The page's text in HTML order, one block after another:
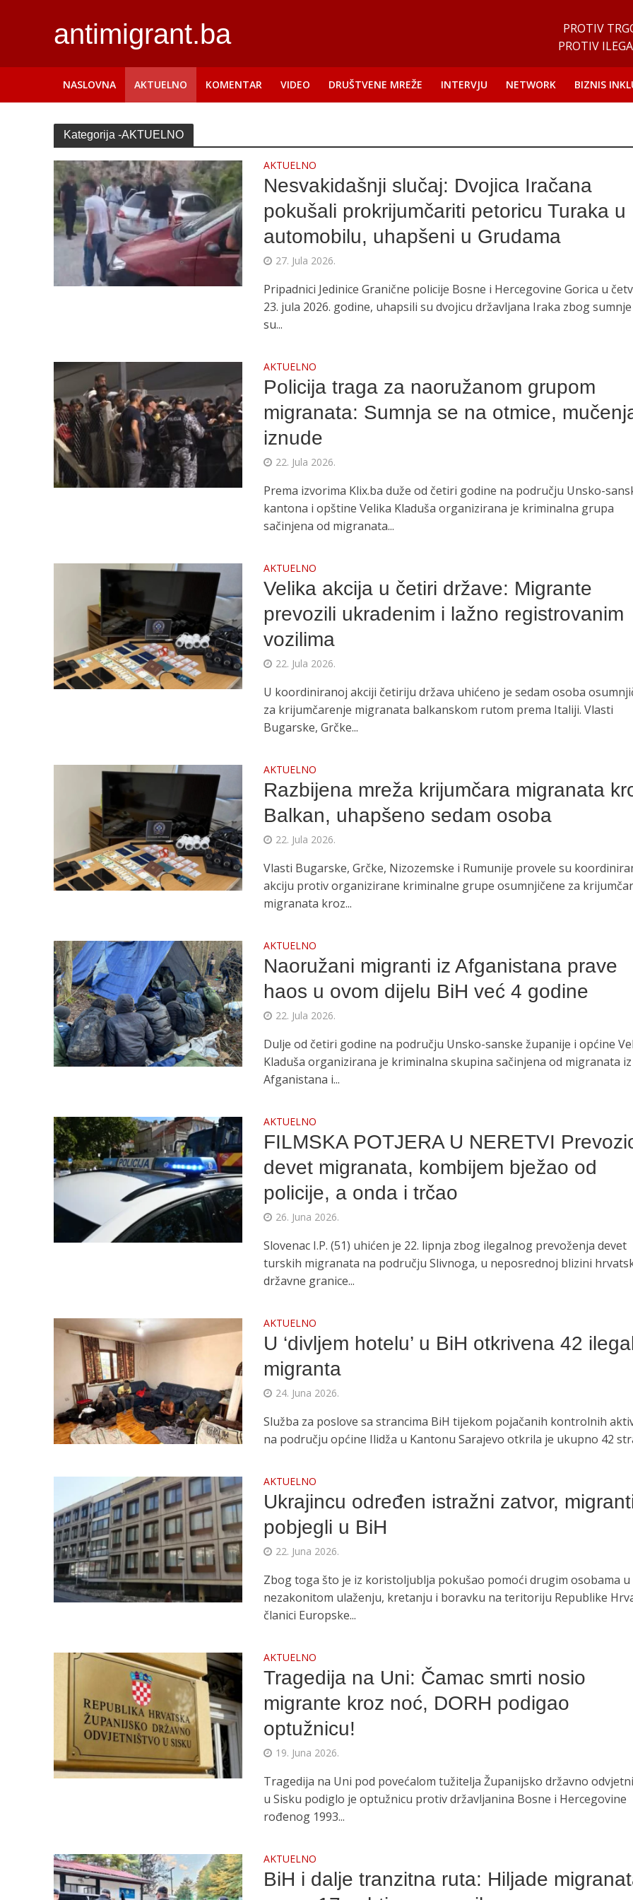
antimigrant.ba
PROTIV
PROTIV
NASLOVNA AKTUELNO KOMENTAR VIDEO DRUŠTVENE MREŽE INTERVJU NETWORK BIZNIS
Kategorija -AKTUELNO
AKTUELNO
Nesvakidašnji slučaj: Dvojica Iračana
pokušali prokrijumčariti petoricu Turaka u
automobilu, uhapšeni u Grudama
27. Jula 2026.
Pripadnici Jedinice Granične policije Bosne i Hercegovine Gorica u
23. jula 2026. godine, uhapsili su dvojicu državljana Iraka zbog sumnje
su...
AKTUELNO
Policija traga za naoružanom grupom
migranata: Sumnja se na otmice,
iznude
22. Jula 2026.
Prema izvorima Klix.ba duže od četiri godine na području Unsko-
kantona i opštine Velika Kladuša organizirana je kriminalna grupa
sačinjena od migranata...
AKTUELNO
Velika akcija u četiri države: Migrante
prevozili ukradenim i lažno registrovanim
vozilima
22. Jula 2026.
U koordiniranoj akciji četiriju država uhićeno je sedam osoba
za krijumčarenje migranata balkanskom rutom prema Italiji. Vlasti
Bugarske, Grčke...
AKTUELNO
Razbijena mreža krijumčara migranata
Balkan, uhapšeno sedam osoba
22. Jula 2026.
Vlasti Bugarske, Grčke, Nizozemske i Rumunije provele su
akciju protiv organizirane kriminalne grupe osumnjičene za
migranata kroz...
AKTUELNO
Naoružani migranti iz Afganistana prave
haos u ovom dijelu BiH već 4 godine
22. Jula 2026.
Dulje od četiri godine na području Unsko-sanske županije i općine
Kladuša organizirana je kriminalna skupina sačinjena od migranata iz
Afganistana i...
AKTUELNO
FILMSKA POTJERA U NERETVI
devet migranata, kombijem bježao od
policije, a onda i trčao
26. Juna 2026.
Slovenac I.P. (51) uhićen je 22. lipnja zbog ilegalnog prevoženja devet
turskih migranata na području Slivnoga, u neposrednoj blizini
državne granice...
AKTUELNO
U ‘divljem hotelu’ u BiH otkrivena 42
migranta
24. Juna 2026.
Služba za poslove sa strancima BiH tijekom pojačanih kontrolnih
na području općine Ilidža u Kantonu Sarajevo otkrila je ukupno 42
AKTUELNO
Ukrajincu određen istražni zatvor,
pobjegli u BiH
22. Juna 2026.
Zbog toga što je iz koristoljublja pokušao pomoći drugim osobama u
nezakonitom ulaženju, kretanju i boravku na teritoriju Republike
članici Europske...
AKTUELNO
Tragedija na Uni: Čamac smrti nosio
migrante kroz noć, DORH podigao
optužnicu!
19. Juna 2026.
Tragedija na Uni pod povećalom tužitelja Županijsko državno
u Sisku podiglo je optužnicu protiv državljanina Bosne i Hercegovine
rođenog 1993...
AKTUELNO
BiH i dalje tranzitna ruta: Hiljade